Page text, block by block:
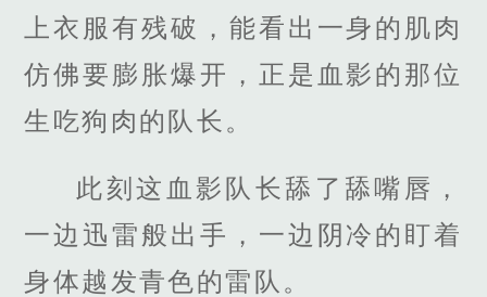
上衣服有残破，能看出一身的肌肉
仿佛要膨胀爆开，正是血影的那位
生吃狗肉的队长。
此刻这血影队长舔了舔嘴唇，
一边迅雷般出手，一边阴冷的盯着
身体越发青色的雷队。